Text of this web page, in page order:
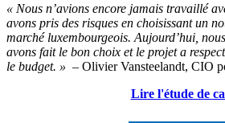
« Nous n’avions encore jamais travaillé
avons pris des risques en choisissant un
marché luxembourgeois. Aujourd’hui,
avons fait le bon choix et le projet a
le budget. » – Olivier Vansteelandt, CIO
Lire l'étude de